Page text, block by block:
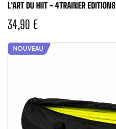
L'ART DU HIIT - 4TRAINER EDITIONS
34,90 €
NOUVEAU